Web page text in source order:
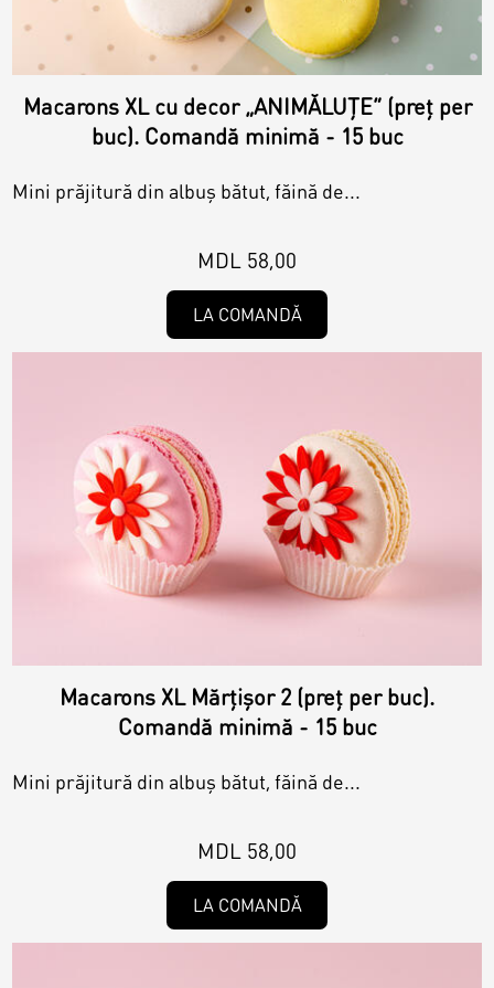
Macarons XL cu decor „ANIMĂLUȚE” (preț per
buc). Comandă minimă - 15 buc
Mini prăjitură din albuș bătut, făină de...
MDL 58,00
LA COMANDĂ
Macarons XL Mărțișor 2 (preț per buc).
Comandă minimă - 15 buc
Mini prăjitură din albuș bătut, făină de...
MDL 58,00
LA COMANDĂ